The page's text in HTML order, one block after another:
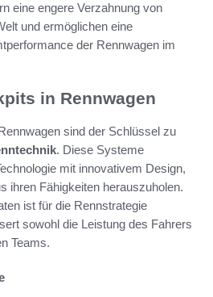
eine engere Verzahnung von
und ermöglichen eine
der Rennwagen im
in Rennwagen
sind der Schlüssel zu
. Diese Systeme
mit innovativem Design,
ihren Fähigkeiten herauszuholen.
ist für die Rennstrategie
sowohl die Leistung des Fahrers
Teams.